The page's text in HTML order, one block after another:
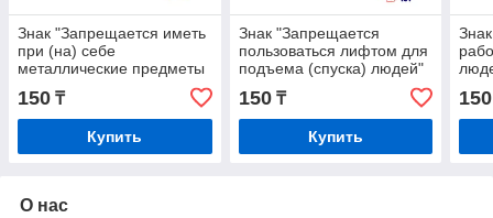
Знак "Запрещается иметь
при (на) себе
металлические предметы
(часы и т.п.)" Г-19
150 ₸
Купить
Знак "Запрещается
пользоваться лифтом для
подъема (спуска) людей"
150₸
Купить
Г-11
150
О нас